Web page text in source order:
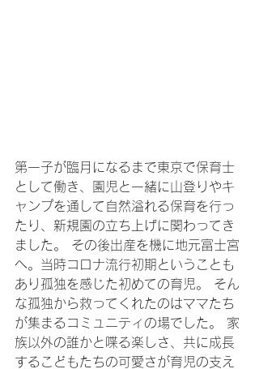
第一子が臨月になるまで東京で保育士
として働き、園児と一緒に山登りやキ
ャンプを通して自然溢れる保育を行っ
たり、新規園の立ち上げに関わってき
ました。 その後出産を機に地元富士宮
へ。当時コロナ流行初期ということも
あり孤独を感じた初めての育児。 そん
な孤独から救ってくれたのはママたち
が集まるコミュニティの場でした。 家
族以外の誰かと喋る楽しさ、共に成長
するこどもたちの可愛さが育児の支え